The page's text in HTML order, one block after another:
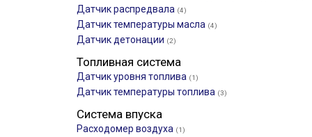
Датчик распредвала (4)
Датчик температуры масла (4)
Датчик детонации (2)
Топливная система
Датчик уровня топлива (1)
Датчик температуры топлива (3)
Система впуска
Расходомер воздуха (1)